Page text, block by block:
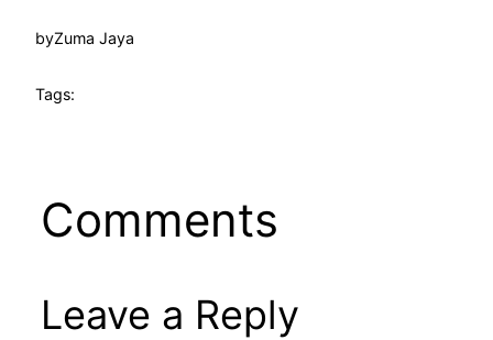
byZuma Jaya
Tags:
Comments
Leave a Reply